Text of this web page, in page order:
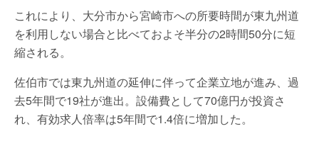
これにより、大分市から宮崎市への所要時間が東九州道
を利用しない場合と比べておよそ半分の2時間50分に短
縮される。
佐伯市では東九州道の延伸に伴って企業立地が進み、過
去5年間で19社が進出。設備費として70億円が投資さ
れ、有効求人倍率は5年間で1.4倍に増加した。